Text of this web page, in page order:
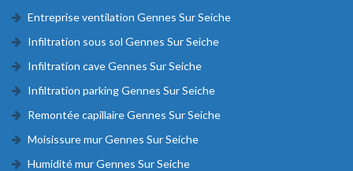
Entreprise ventilation Gennes Sur Seiche
Infiltration sous sol Gennes Sur Seiche
Infiltration cave Gennes Sur Seiche
Infiltration parking Gennes Sur Seiche
Remontée capillaire Gennes Sur Seiche
Moisissure mur Gennes Sur Seiche
Humidité mur Gennes Sur Seiche